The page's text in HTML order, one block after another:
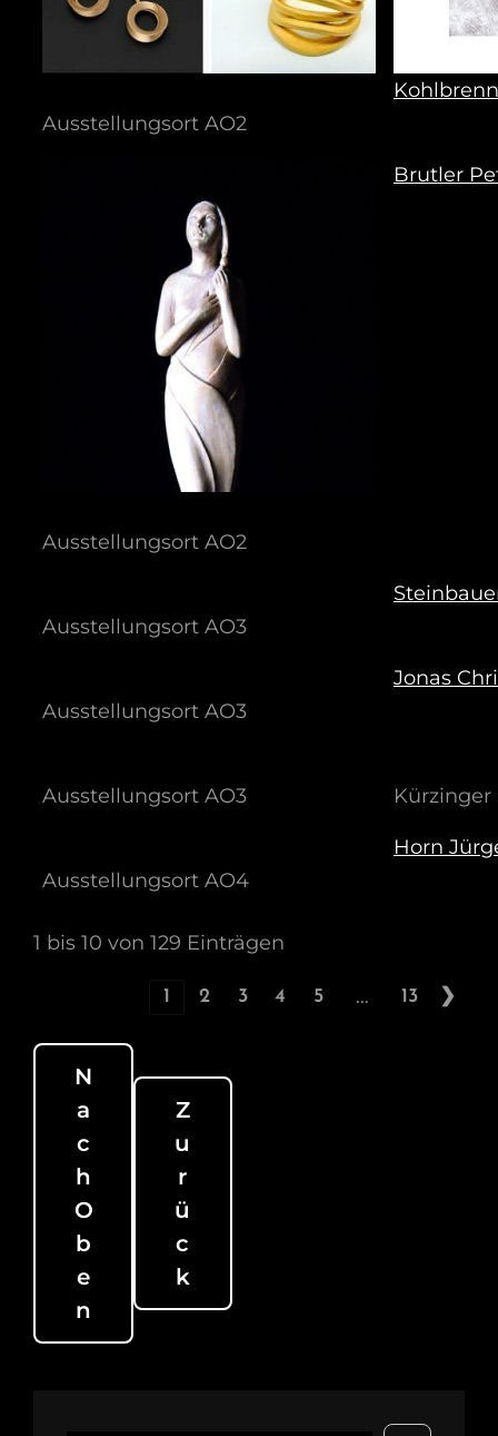
Ausstellungsort AO2
Ausstellungsort AO2
Brutler
Ausstellungsort AO3
Ausstellungsort AO3
Jonas
Ausstellungsort AO3 Kürzinger
Ausstellungsort AO4
Horn
1 bis 10 von 129 Einträgen
1 2 3 4 5 … 13 ❯
N
A
C
H
O
B
E
N
Z
U
R
Ü
C
K